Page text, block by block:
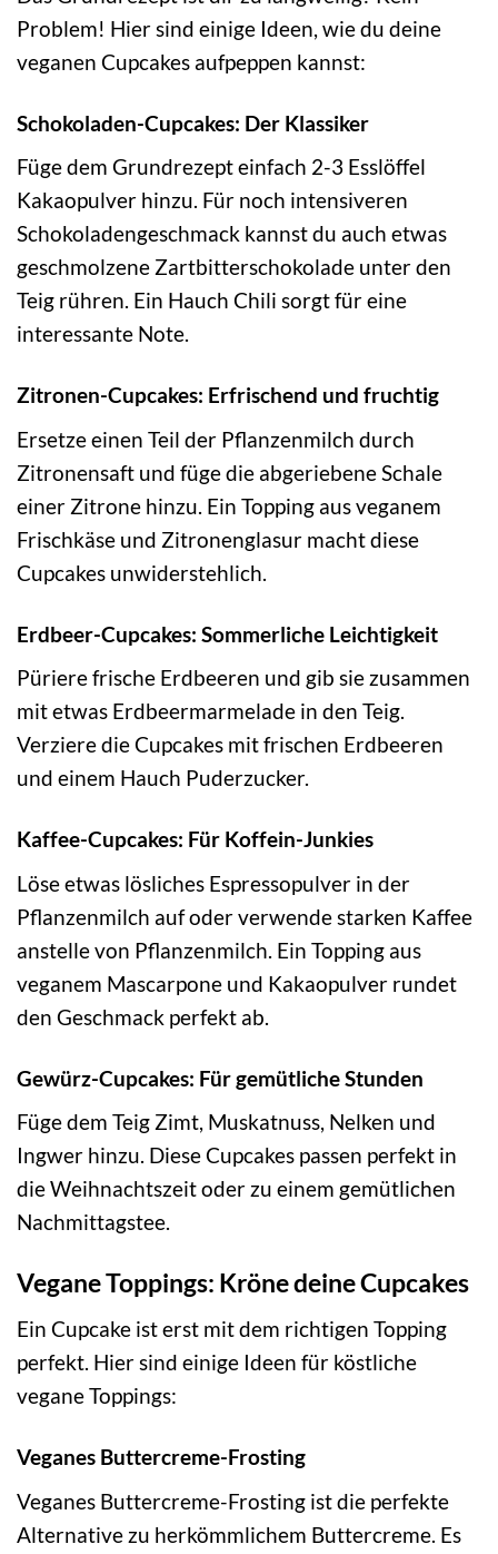
Problem! Hier sind einige Ideen, wie du deine
veganen Cupcakes aufpeppen kannst:
Schokoladen-Cupcakes: Der Klassiker
Füge dem Grundrezept einfach 2-3 Esslöffel
Kakaopulver hinzu. Für noch intensiveren
Schokoladengeschmack kannst du auch etwas
geschmolzene Zartbitterschokolade unter den
Teig rühren. Ein Hauch Chili sorgt für eine
interessante Note.
Zitronen-Cupcakes: Erfrischend und fruchtig
Ersetze einen Teil der Pflanzenmilch durch
Zitronensaft und füge die abgeriebene Schale
einer Zitrone hinzu. Ein Topping aus veganem
Frischkäse und Zitronenglasur macht diese
Cupcakes unwiderstehlich.
Erdbeer-Cupcakes: Sommerliche Leichtigkeit
Püriere frische Erdbeeren und gib sie zusammen
mit etwas Erdbeermarmelade in den Teig.
Verziere die Cupcakes mit frischen Erdbeeren
und einem Hauch Puderzucker.
Kaffee-Cupcakes: Für Koffein-Junkies
Löse etwas lösliches Espressopulver in der
Pflanzenmilch auf oder verwende starken Kaffee
anstelle von Pflanzenmilch. Ein Topping aus
veganem Mascarpone und Kakaopulver rundet
den Geschmack perfekt ab.
Gewürz-Cupcakes: Für gemütliche Stunden
Füge dem Teig Zimt, Muskatnuss, Nelken und
Ingwer hinzu. Diese Cupcakes passen perfekt in
die Weihnachtszeit oder zu einem gemütlichen
Nachmittagstee.
Vegane Toppings: Kröne deine Cupcakes
Ein Cupcake ist erst mit dem richtigen Topping
perfekt. Hier sind einige Ideen für köstliche
vegane Toppings:
Veganes Buttercreme-Frosting
Veganes Buttercreme-Frosting ist die perfekte
Alternative zu herkömmlichem Buttercreme. Es